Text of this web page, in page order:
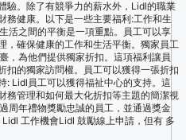
驗。除了有競爭力的薪水外，Lidl的職業
務健康。以下是一些主要福利:工作和生
活之間的平衡是一項重點。員工可以享
，確保健康的工作和生活平衡。獨家員工
，為他們提供獨家折扣。這項福利讓員
扣的獨家訪問權。員工可以獲得一張折扣
: Lidl員工可以獲得福祉中心的支持。這
務管理和如何最大化折扣等主題的簡潔視
周年禮物獎勵忠誠的員工，並通過獎金
工作機會Lidl 鼓勵線上申請，但有 多